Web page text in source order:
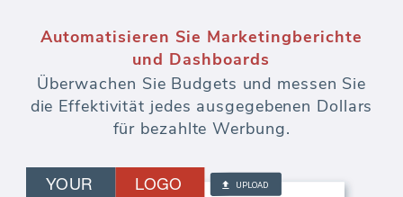
Automatisieren Sie Marketingberichte
und Dashboards
Überwachen Sie Budgets und messen Sie
die Effektivität jedes ausgegebenen Dollars
für bezahlte Werbung.